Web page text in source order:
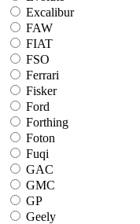
Excalibur
FAW
FIAT
FSO
Ferrari
Fisker
Ford
Forthing
Foton
Fuqi
GAC
GMC
GP
Geely